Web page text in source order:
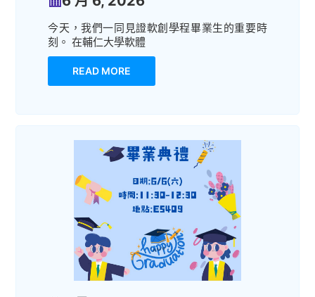
今天，我們一同見證軟創學程畢業生的重要時
刻。 在輔仁大學軟體
READ MORE